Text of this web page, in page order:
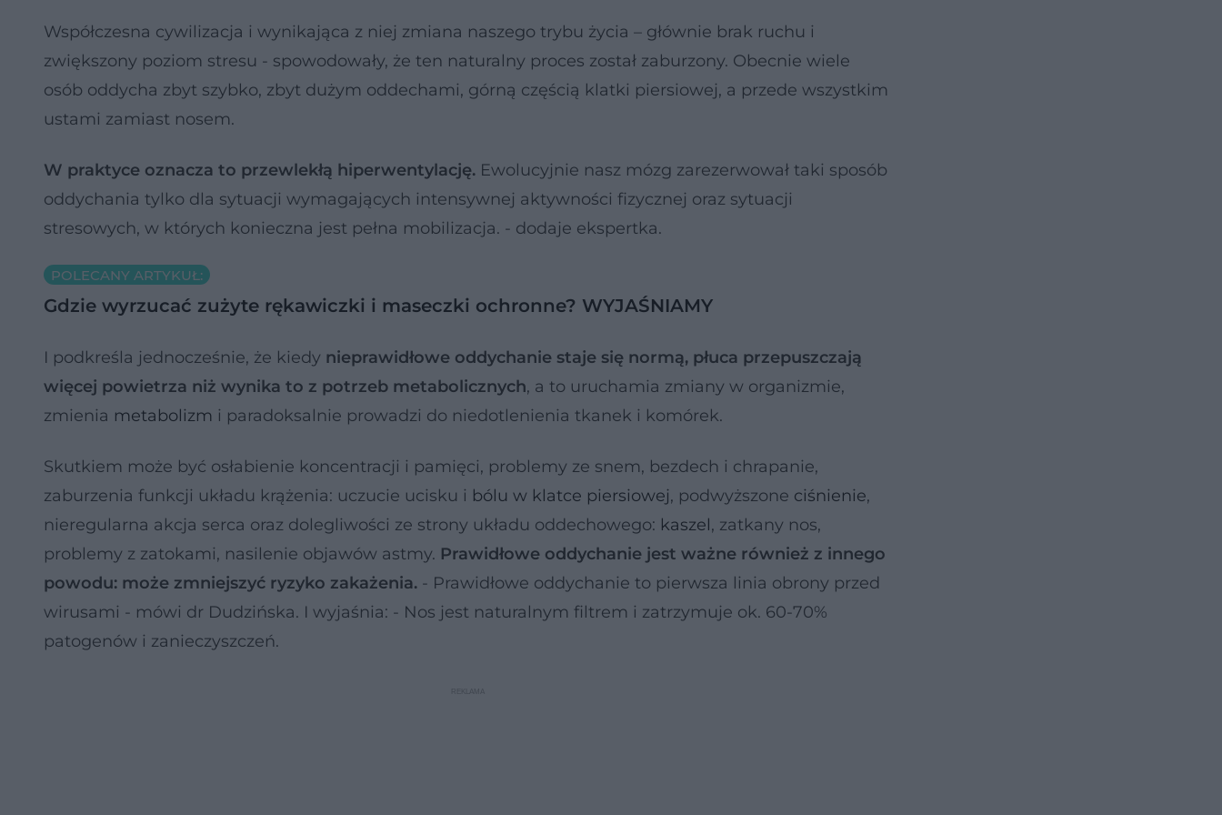
Współczesna cywilizacja i wynikająca z niej zmiana naszego trybu życia – głównie brak ruchu i
zwiększony poziom stresu - spowodowały, że ten naturalny proces został zaburzony. Obecnie wiele
osób oddycha zbyt szybko, zbyt dużym oddechami, górną częścią klatki piersiowej, a przede wszystkim
ustami zamiast nosem.
W praktyce oznacza to przewlekłą hiperwentylację. Ewolucyjnie nasz mózg zarezerwował taki sposób
oddychania tylko dla sytuacji wymagających intensywnej aktywności fizycznej oraz sytuacji
stresowych, w których konieczna jest pełna mobilizacja. - dodaje ekspertka.
POLECANY ARTYKUŁ:
Gdzie wyrzucać zużyte rękawiczki i maseczki ochronne? WYJAŚNIAMY
I podkreśla jednocześnie, że kiedy nieprawidłowe oddychanie staje się normą, płuca przepuszczają
więcej powietrza niż wynika to z potrzeb metabolicznych, a to uruchamia zmiany w organizmie,
zmienia metabolizm i paradoksalnie prowadzi do niedotlenienia tkanek i komórek.
Skutkiem może być osłabienie koncentracji i pamięci, problemy ze snem, bezdech i chrapanie,
zaburzenia funkcji układu krążenia: uczucie ucisku i bólu w klatce piersiowej, podwyższone ciśnienie,
nieregularna akcja serca oraz dolegliwości ze strony układu oddechowego: kaszel, zatkany nos,
problemy z zatokami, nasilenie objawów astmy. Prawidłowe oddychanie jest ważne również z innego
powodu: może zmniejszyć ryzyko zakażenia. - Prawidłowe oddychanie to pierwsza linia obrony przed
wirusami - mówi dr Dudzińska. I wyjaśnia: - Nos jest naturalnym filtrem i zatrzymuje ok. 60-70%
patogenów i zanieczyszczeń.